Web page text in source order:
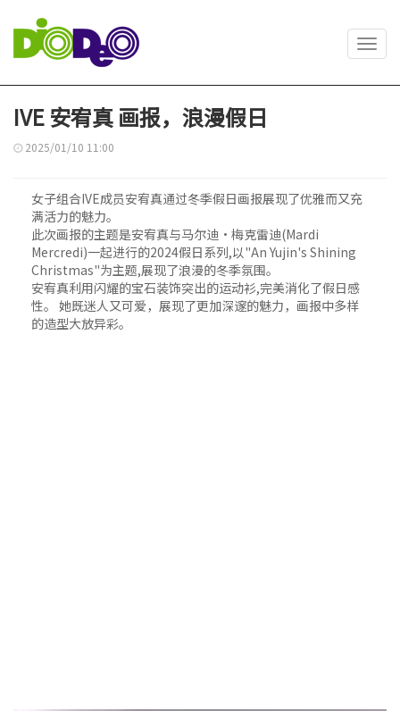
IVE 安宥真 画报，浪漫假日
2025/01/10 11:00
女子组合IVE成员安宥真通过冬季假日画报展现了优雅而又充
满活力的魅力。
此次画报的主题是安宥真与马尔迪·梅克雷迪(Mardi
Mercredi)一起进行的2024假日系列,以"An Yujin's Shining
Christmas"为主题,展现了浪漫的冬季氛围。
安宥真利用闪耀的宝石装饰突出的运动衫,完美消化了假日感
性。 她既迷人又可爱，展现了更加深邃的魅力，画报中多样
的造型大放异彩。